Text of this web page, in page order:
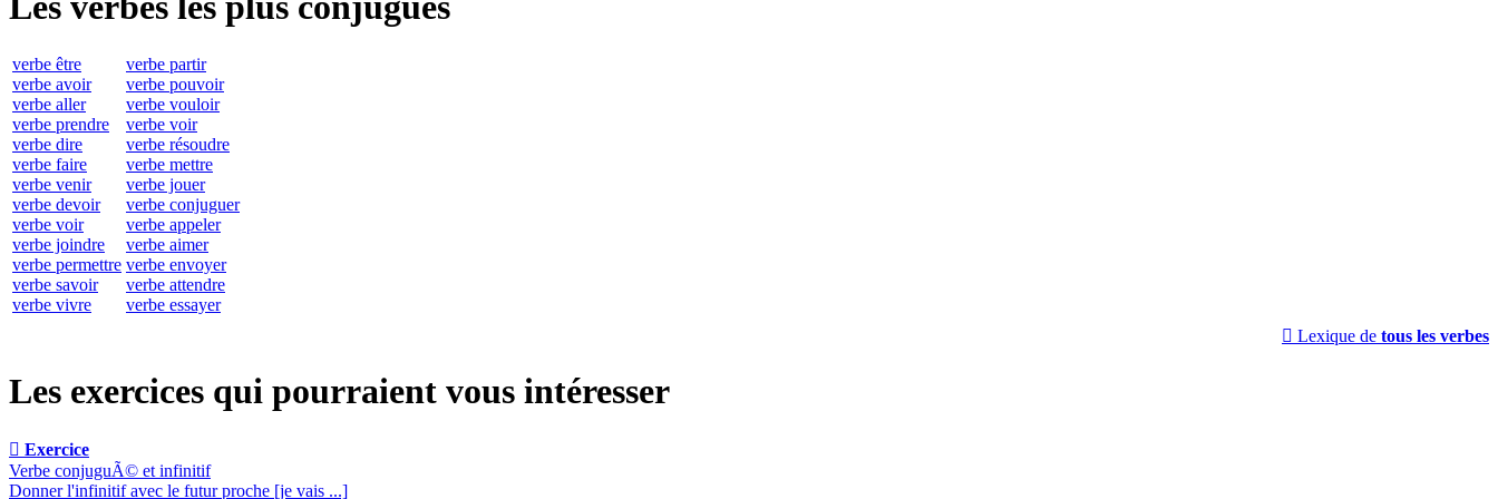
verbe être
verbe avoir
verbe aller
verbe prendre
verbe dire
verbe faire
verbe venir
verbe devoir
verbe voir
verbe joindre
verbe permettre
verbe savoir
verbe vivre
verbe partir
verbe pouvoir
verbe vouloir
verbe voir
verbe résoudre
verbe mettre
verbe jouer
verbe conjuguer
verbe appeler
verbe aimer
verbe envoyer
verbe attendre
verbe essayer
 Lexique de tous les verbes
Les exercices qui pourraient vous intéresser
 Exercice
Verbe conjuguÃ© et infinitif
Donner l'infinitif avec le futur proche [je vais ...]